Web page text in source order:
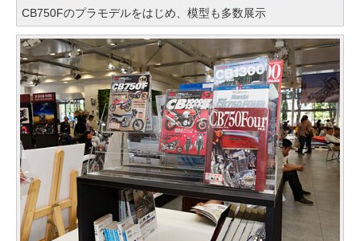
CB750Fのプラモデルをはじめ、模型も多数展示